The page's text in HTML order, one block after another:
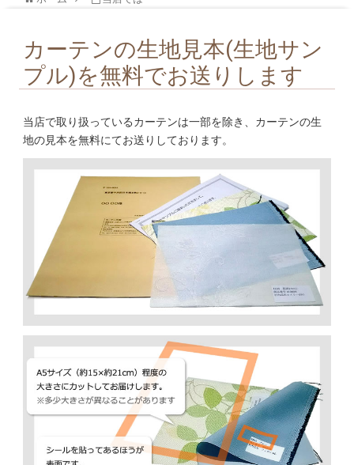
カーテンの生地見本(生地サン
プル)を無料でお送りします
当店で取り扱っているカーテンは一部を除き、カーテンの生
地の見本を無料にてお送りしております。